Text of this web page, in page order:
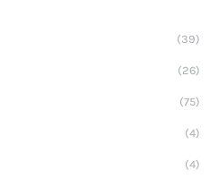
(39)
(26)
(75)
(4)
(4)